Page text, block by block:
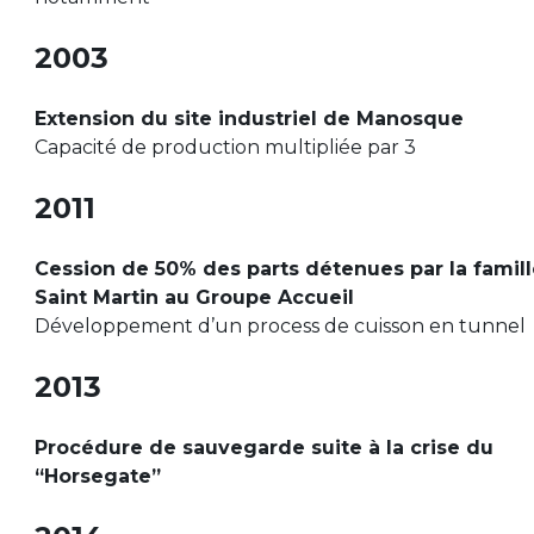
2003
Extension du site industriel de Manosque
Capacité de production multipliée par 3
2011
Cession de 50% des parts détenues par la
Saint Martin au Groupe Accueil
Développement d’un process de cuisson en tunnel
2013
Procédure de sauvegarde suite à la crise du
“Horsegate”